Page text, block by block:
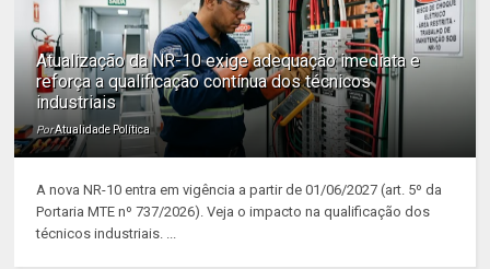
Atualização da NR-10 exige adequação imediata e
reforça a qualificação contínua dos técnicos
industriais
PorAtualidade Política
A nova NR-10 entra em vigência a partir de 01/06/2027 (art. 5º da
Portaria MTE nº 737/2026). Veja o impacto na qualificação dos
técnicos industriais. ...